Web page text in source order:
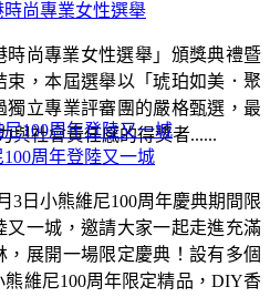
時尚專業女性選舉
時尚專業女性選舉」頒獎典禮暨
束，本屆選舉以「琥珀如美．聚
獨立專業評審團的嚴格甄選，最
與社會責任感的得獎者......
100周年登陸又一城
3日小熊維尼100周年慶典期間限
又一城，邀請大家一起走進充滿
，展開一場限定慶典！設有多個
維尼100周年限定精品，DIY香